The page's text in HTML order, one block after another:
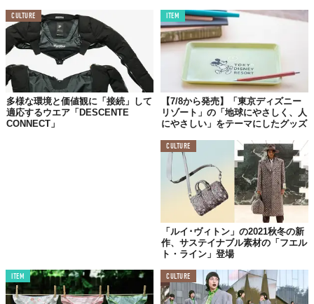
©パタゴニア日本支社
その間、修理スタッフによるウェットスーツやサーフハットなど
の
無料のリペアイベント、さらにはリペアパッチやボンドを使っ
穴や破れの補修といった簡易的な修理を自ら体験できるセルフ
リペアといった企画も。
なお、前者のリペアイベントは予約者が優先となり、1人1アイテ
ムの制限付きだが、
パタゴニア以外のブランドでもOK という懐の
また、このイベントのアイコンともなる「つぎはぎ」は、廃材を
再利用して作られたバイオディーゼル仕様のトラックで、使用済
を燃料とすることで、98%ものCO2排出を抑えるこ
さらに、照明や修理に使用するミシンの電力も「つぎはぎ」に搭
載されたソーラーパネルによる発電でまかなうなど、ツアーのテ
ーマの一つであるサーキュラリティもばっちりだ。
ツアー期間は10月26日（水）〜11月6日（日）で、訪問スケジュ
CULTURE
多様な環境と価値観に「接続」して
適応するウエア「DESCENTE
CONNECT」
ITEM
【7/8から発売】「東京ディズニー
リゾート」の「地球にやさしく、人
にやさしい」をテーマにしたグッズ
CULTURE
「ルイ･ヴィトン」の2021秋冬の新
作、サステイナブル素材の「フエル
ト・ライン」登場
ITEM CULTURE